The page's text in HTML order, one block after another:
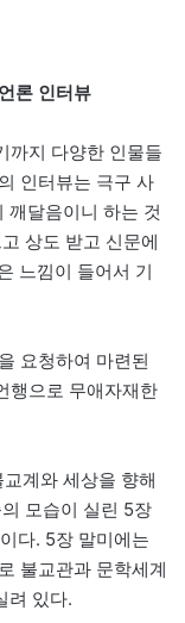
론 인터뷰
까지 다양한 인물들
인터뷰는 극구 사
깨달음이니 하는 것
상도 받고 신문에
느낌이 들어서 기
요청하여 마련된
행으로 무애자재한
계와 세상을 향해
모습이 실린 5장
다. 5장 말미에는
불교관과 문학세계
려 있다.